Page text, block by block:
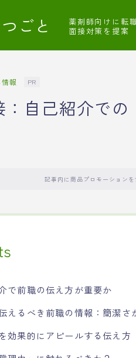
ごと
薬剤師向けに転
面接対策を提案
報 PR
自己紹介で
記事内に商品プロモーション
で前職の伝え方が重要か
えるべき前職の情報：簡潔さ
効果的にアピールする伝え方